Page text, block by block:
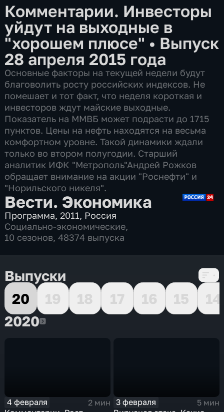
Комментарии. Инвесторы
уйдут на выходные в
"хорошем плюсе" • Выпуск
28 апреля 2015 года
Основные факторы на текущей недели будут
благоволить росту российских индексов. Не
помешает и тот факт, что неделя короткая и
инвесторов ждут майские выходные.
Показатель на ММВБ может подрасти до 1715
пунктов. Цены на нефть находятся на весьма
комфортном уровне. Такой динамики ждали
только во втором полугодии. Старший
аналитик ИФК "Метрополь"Андрей Рожков
обращает внимание на акции "Роснефти" и
"Норильского никеля".
Вести. Экономика
Программа,2011, Россия
Социально-экономические,
10 сезонов, 48374 выпуска
Выпуски
20
19 18 17 16 15
14
20202020
4 февраля
2 мин
3 февраля
5 мин